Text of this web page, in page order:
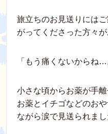
旅立ちのお見送りには
がってくださった方々
「もう痛くないからね…
小さな頃からお薬が手
お薬とイチゴなどのお
ながら涙で見送られまし